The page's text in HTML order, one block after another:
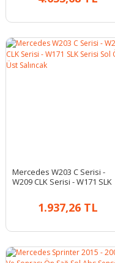
Mercedes W203 C Serisi -
W209 CLK Serisi - W171 SLK
1.937,26 TL